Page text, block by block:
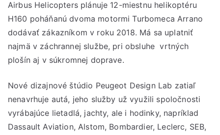
Airbus Helicopters plánuje 12-miestnu helikoptéru
H160 poháňanú dvoma motormi Turbomeca Arrano
dodávať zákazníkom v roku 2018. Má sa uplatniť
najmä v záchrannej službe, pri obsluhe vrtných
plošín aj v súkromnej doprave.
Nové dizajnové štúdio Peugeot Design Lab zatiaľ
nenavrhuje autá, jeho služby už využili spoločnosti
vyrábajúce lietadlá, jachty, ale i hodinky, napríklad
Dassault Aviation, Alstom, Bombardier, Leclerc, SEB,